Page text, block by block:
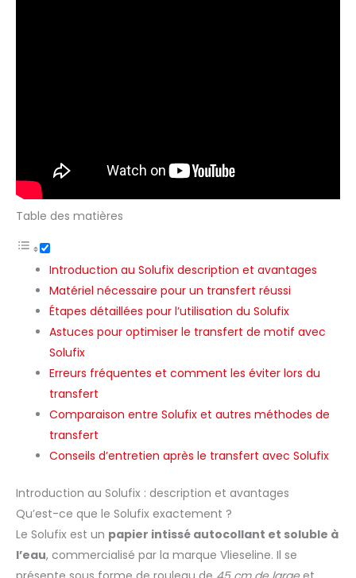
Table des matières
Introduction au Solufix description et avantages
Matériel nécessaire pour un transfert réussi
Étapes détaillées pour l’utilisation du Solufix
Astuces pour optimiser le transfert de motif avec
Solufix
Erreurs fréquentes et comment les éviter lors du
transfert
Comparaison entre Solufix et autres méthodes de
transfert
Conseils d’entretien après le transfert avec Solufix
Introduction au Solufix : description et avantages
Qu’est-ce que le Solufix exactement ?
Le Solufix est un papier intissé autocollant et soluble à
l’eau, commercialisé par la marque Vlieseline. Il se